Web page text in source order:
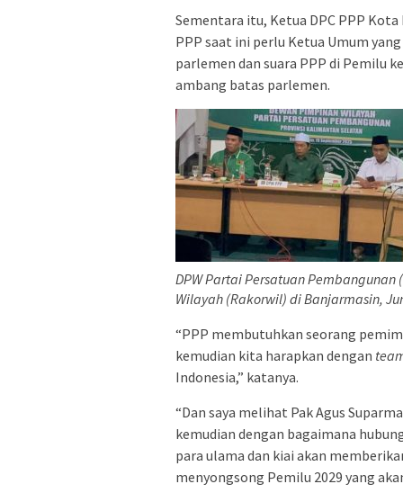
Sementara itu, Ketua DPC PPP
PPP saat ini perlu Ketua Umum
parlemen dan suara PPP di Pemilu
ambang batas parlemen.
DPW Partai Persatuan
Wilayah (Rakorwil) di Banjarmasin,
“PPP membutuhkan seorang
kemudian kita harapkan dengan
Indonesia,” katanya.
“Dan saya melihat Pak Agus
kemudian dengan bagaimana
para ulama dan kiai akan
menyongsong Pemilu 2029 yang